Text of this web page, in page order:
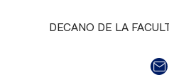
DECANO DE LA